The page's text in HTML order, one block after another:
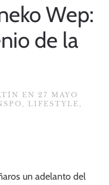
Wep:
de la
EN 27 MAYO
LIFESTYLE
un adelanto del